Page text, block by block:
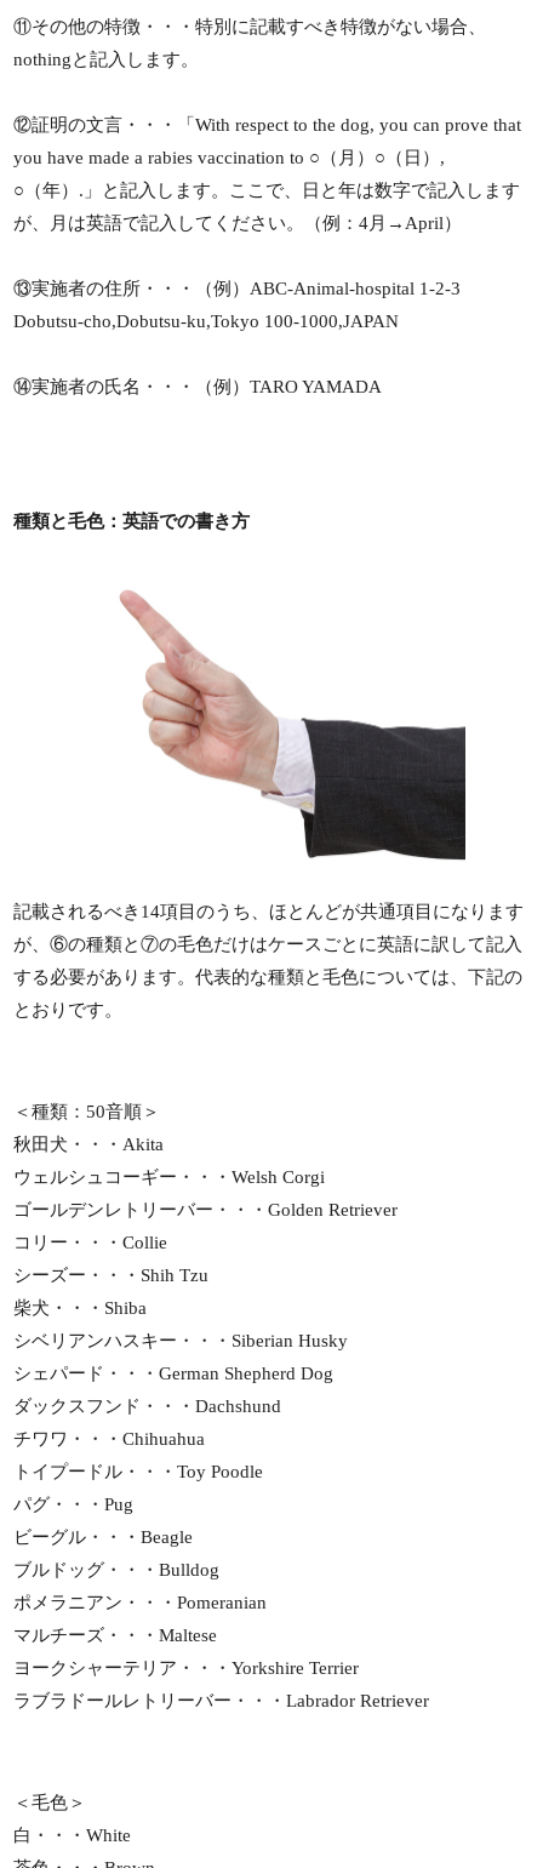
⑪その他の特徴・・・特別に記載すべき特徴がない場合、
nothingと記入します。
⑫証明の文言・・・「With respect to the dog, you can prove that
you have made a rabies vaccination to ○（月）○（日）,
○（年）.」と記入します。ここで、日と年は数字で記入します
が、月は英語で記入してください。（例：4月→April）
⑬実施者の住所・・・（例）ABC-Animal-hospital 1-2-3
Dobutsu-cho,Dobutsu-ku,Tokyo 100-1000,JAPAN
⑭実施者の氏名・・・（例）TARO YAMADA
種類と毛色：英語での書き方
記載されるべき14項目のうち、ほとんどが共通項目になります
が、⑥の種類と⑦の毛色だけはケースごとに英語に訳して記入
する必要があります。代表的な種類と毛色については、下記の
とおりです。
＜種類：50音順＞
秋田犬・・・Akita
ウェルシュコーギー・・・Welsh Corgi
ゴールデンレトリーバー・・・Golden Retriever
コリー・・・Collie
シーズー・・・Shih Tzu
柴犬・・・Shiba
シベリアンハスキー・・・Siberian Husky
シェパード・・・German Shepherd Dog
ダックスフンド・・・Dachshund
チワワ・・・Chihuahua
トイプードル・・・Toy Poodle
パグ・・・Pug
ビーグル・・・Beagle
ブルドッグ・・・Bulldog
ポメラニアン・・・Pomeranian
マルチーズ・・・Maltese
ヨークシャーテリア・・・Yorkshire Terrier
ラブラドールレトリーバー・・・Labrador Retriever
＜毛色＞
白・・・White